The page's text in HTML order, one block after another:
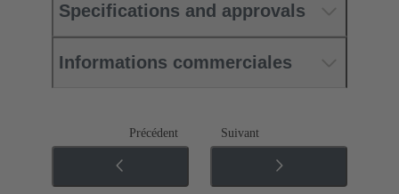
Specifications and approvals
Informations commerciales
Précédent Suivant